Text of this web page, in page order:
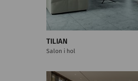
TILIAN
Salon i hol